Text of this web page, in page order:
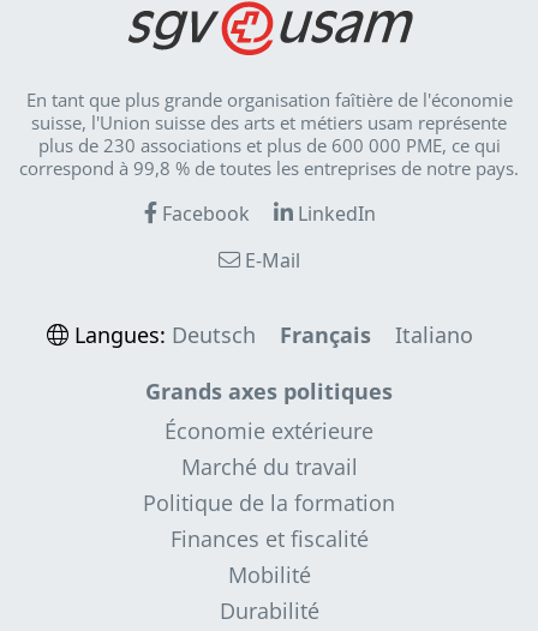
En tant que plus grande organisation faîtière de l'économie
suisse, l'Union suisse des arts et métiers usam représente
plus de 230 associations et plus de 600 000 PME, ce qui
correspond à 99,8 % de toutes les entreprises de notre pays.
Facebook
LinkedIn
E-Mail
Langues: Deutsch Français
Italiano
Grands axes politiques
Économie extérieure
Marché du travail
Politique de la formation
Finances et fiscalité
Mobilité
Durabilité